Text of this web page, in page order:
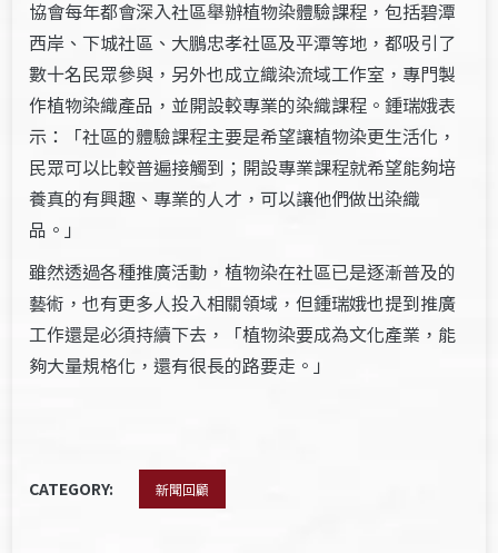
協會每年都會深入社區舉辦植物染體驗課程，包括碧潭
西岸、下城社區、大鵬忠孝社區及平潭等地，都吸引了
數十名民眾參與，另外也成立織染流域工作室，專門製
作植物染織產品，並開設較專業的染織課程。鍾瑞娥表
示：「社區的體驗課程主要是希望讓植物染更生活化，
民眾可以比較普遍接觸到；開設專業課程就希望能夠培
養真的有興趣、專業的人才，可以讓他們做出染織
品。」
雖然透過各種推廣活動，植物染在社區已是逐漸普及的
藝術，也有更多人投入相關領域，但鍾瑞娥也提到推廣
工作還是必須持續下去，「植物染要成為文化產業，能
夠大量規格化，還有很長的路要走。」
CATEGORY: 新聞回顧